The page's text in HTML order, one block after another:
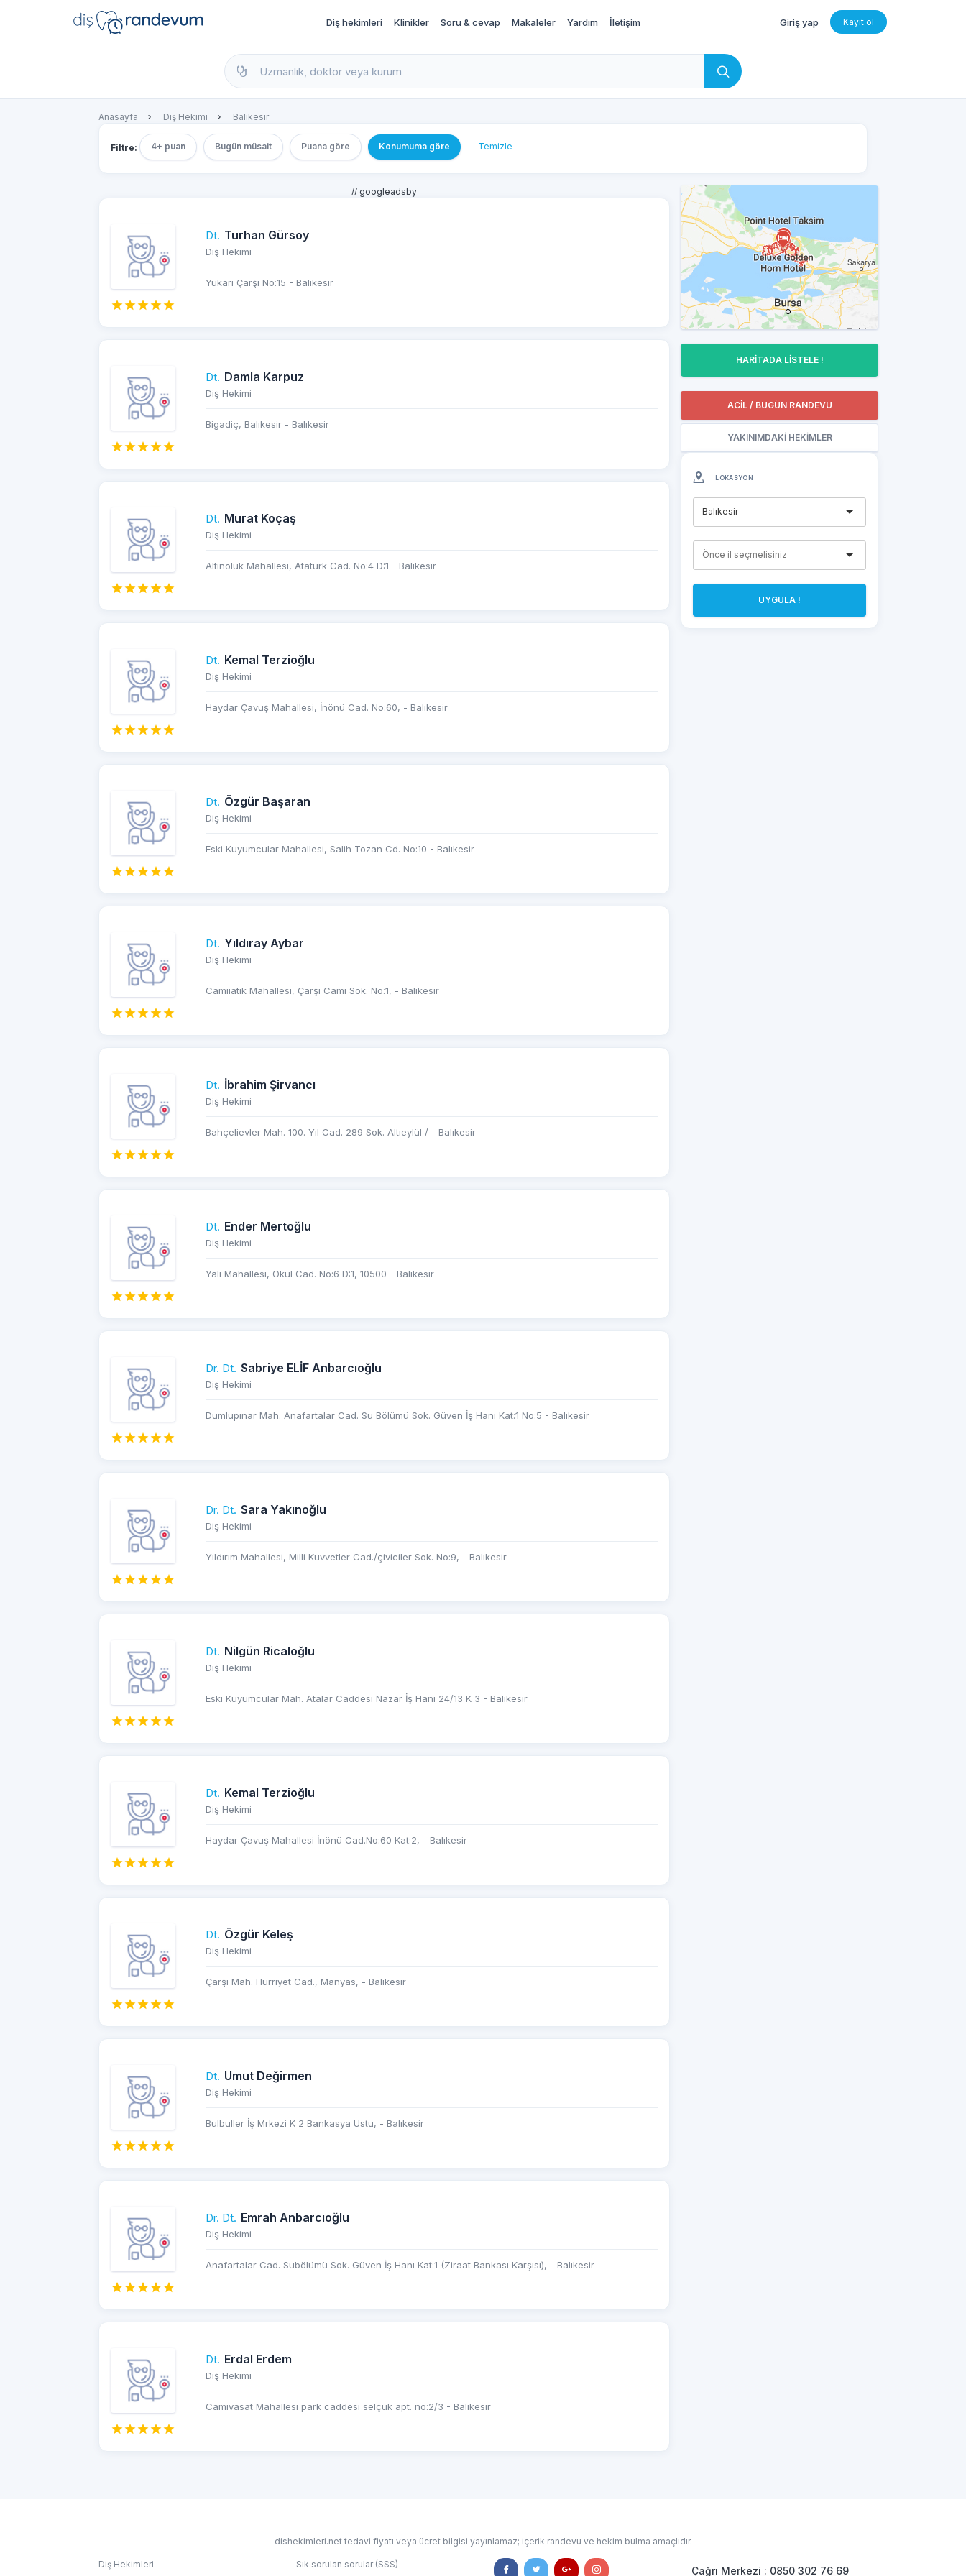
dishekimleri.net - Diş Hekimi Bul, Yorumları İncele ve Randevu Al Giriş yap Kayıt ol
Diş hekimleri Klinikler Soru & cevap Makaleler Yardım İletişim
Anasayfa Diş Hekimi Balıkesir
Filtre: 4+ puan Bugün müsait Puana göre Konumuma göre Temizle
// googleadsby
Dt. Turhan Gürsoy
Diş Hekimi
Yukarı Çarşı No:15 - Balıkesir
Dt. Damla Karpuz
Diş Hekimi
Bigadiç, Balıkesir - Balıkesir
Dt. Murat Koçaş
Diş Hekimi
Altınoluk Mahallesi, Atatürk Cad. No:4 D:1 - Balıkesir
Dt. Kemal Terzioğlu
Diş Hekimi
Haydar Çavuş Mahallesi, İnönü Cad. No:60, - Balıkesir
Dt. Özgür Başaran
Diş Hekimi
Eski Kuyumcular Mahallesi, Salih Tozan Cd. No:10 - Balıkesir
Dt. Yıldıray Aybar
Diş Hekimi
Camiiatik Mahallesi, Çarşı Cami Sok. No:1, - Balıkesir
Dt. İbrahim Şirvancı
Diş Hekimi
Bahçelievler Mah. 100. Yıl Cad. 289 Sok. Altıeylül / - Balıkesir
Dt. Ender Mertoğlu
Diş Hekimi
Yalı Mahallesi, Okul Cad. No:6 D:1, 10500 - Balıkesir
Dr. Dt. Sabriye ELİF Anbarcıoğlu
Diş Hekimi
Dumlupınar Mah. Anafartalar Cad. Su Bölümü Sok. Güven İş Hanı Kat:1 No:5 - Balıkesir
Dr. Dt. Sara Yakınoğlu
Diş Hekimi
Yıldırım Mahallesi, Milli Kuvvetler Cad./çiviciler Sok. No:9, - Balıkesir
Dt. Nilgün Ricaloğlu
Diş Hekimi
Eski Kuyumcular Mah. Atalar Caddesi Nazar İş Hanı 24/13 K 3 - Balıkesir
Dt. Kemal Terzioğlu
Diş Hekimi
Haydar Çavuş Mahallesi İnönü Cad.No:60 Kat:2, - Balıkesir
Dt. Özgür Keleş
Diş Hekimi
Çarşı Mah. Hürriyet Cad., Manyas, - Balıkesir
Dt. Umut Değirmen
Diş Hekimi
Bulbuller İş Mrkezi K 2 Bankasya Ustu, - Balıkesir
Dr. Dt. Emrah Anbarcıoğlu
Diş Hekimi
Anafartalar Cad. Subölümü Sok. Güven İş Hanı Kat:1 (Ziraat Bankası Karşısı), - Balıkesir
Dt. Erdal Erdem
Diş Hekimi
Camivasat Mahallesi park caddesi selçuk apt. no:2/3 - Balıkesir
HARİTADA LİSTELE !
ACİL / BUGÜN RANDEVU
YAKINIMDAKİ HEKİMLER
LOKASYON
Balıkesir
UYGULA !
dishekimleri.net tedavi fiyatı veya ücret bilgisi yayınlamaz; içerik randevu ve hekim bulma amaçlıdır.
Diş Hekimleri Sık sorulan sorular (SSS)
Çağrı Merkezi : 0850 302 76 69